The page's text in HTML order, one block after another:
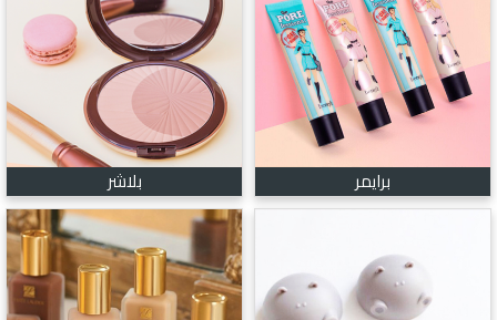
برايمر بلاشر